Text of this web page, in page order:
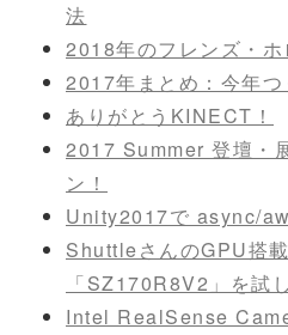
法
2018年のフレンズ・
2017年まとめ：今年つ
ありがとうKINECT！
2017 Summer 登壇・
ン！
Unity2017で async/
ShuttleさんのGPU搭
「SZ170R8V2」を試
Intel RealSense